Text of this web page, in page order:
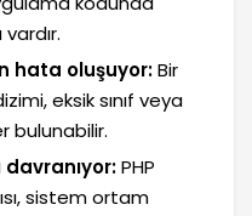
vardır.
hata oluşuyor:Bir
eksik sınıf veya
bulunabilir.
davranıyor:PHP
sistem ortam